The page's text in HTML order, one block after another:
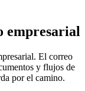
empresarial
El correo
y flujos de
por el camino.